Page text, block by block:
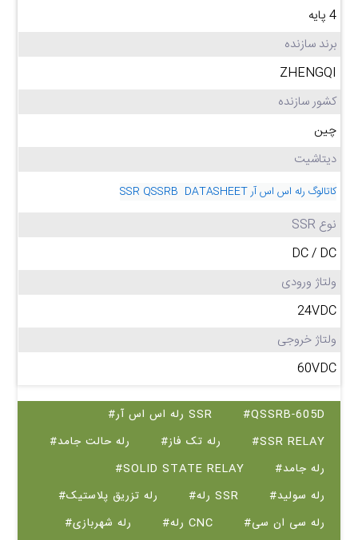
4 پایه
برند سازنده
ZHENGQI
کشور سازنده
چین
دیتاشیت
کاتالوگ رله اس اس آر SSR QSSRB DATASHEET
نوع SSR
DC / DC
ولتاژ ورودی
24VDC
ولتاژ خروجی
60VDC
#QSSRB-605D
#رله اس اس آر SSR
#SSR RELAY
#رله تک فاز
#رله حالت جامد
#رله جامد
#SOLID STATE RELAY
#رله سولید
#رله SSR
#رله تزریق پلاستیک
#رله سی ان سی
#رله CNC
#رله شهربازی